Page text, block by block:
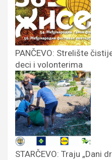
PANČEVO: Strelište
deci i volonterima
STARČEVO: Traju „Dani